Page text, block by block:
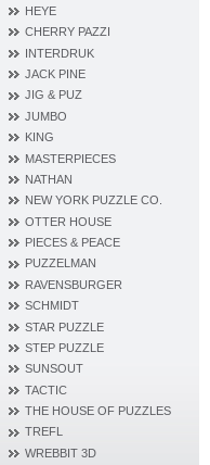
HEYE
CHERRY PAZZI
INTERDRUK
JACK PINE
JIG & PUZ
JUMBO
KING
MASTERPIECES
NATHAN
NEW YORK PUZZLE CO.
OTTER HOUSE
PIECES & PEACE
PUZZELMAN
RAVENSBURGER
SCHMIDT
STAR PUZZLE
STEP PUZZLE
SUNSOUT
TACTIC
THE HOUSE OF PUZZLES
TREFL
WREBBIT 3D